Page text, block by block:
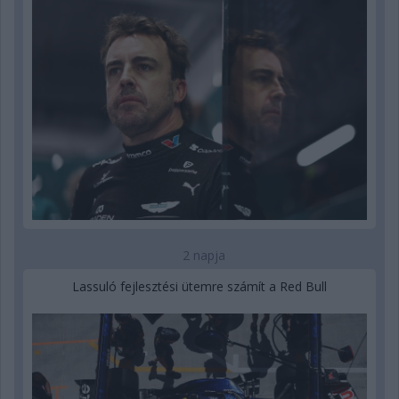
2 napja
Lassuló fejlesztési ütemre számít a Red Bull